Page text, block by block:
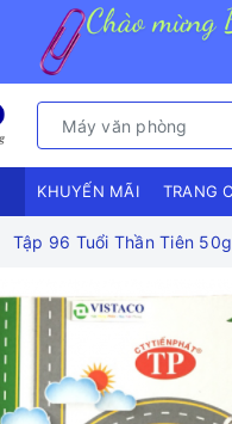
KHUYẾN MÃI TRANG
Tập 96 Tuổi Thần Tiên